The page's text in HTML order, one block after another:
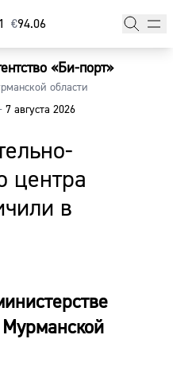
€⁠94.06
«Би-порт»
области
7 августа 2026
центра
в